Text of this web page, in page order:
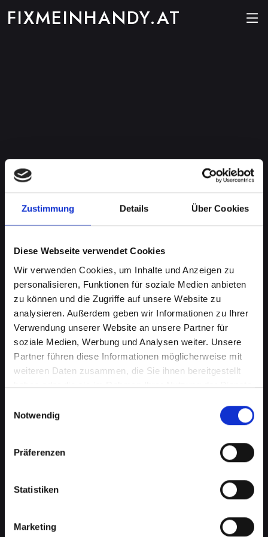
Zustimmung Details Über Cookies
Diese Webseite verwendet Cookies
Wir verwenden Cookies, um Inhalte und Anzeigen zu
personalisieren, Funktionen für soziale Medien anbieten
zu können und die Zugriffe auf unsere Website zu
analysieren. Außerdem geben wir Informationen zu Ihrer
Verwendung unserer Website an unsere Partner für
soziale Medien, Werbung und Analysen weiter. Unsere
Partner führen diese Informationen möglicherweise mit
weiteren Daten zusammen, die Sie ihnen bereitgestellt
haben oder die sie im Rahmen Ihrer Nutzung der Dienste
Notwendig
Präferenzen
Statistiken
Marketing
FIXMEINHANDY.AT
Displayprobleme bei Ihrem
IPHONE-14-PRO in Achau
Ein beschädigtes oder defektes Display bei
Ihrem IPHONE-14-PRO kann mehr als nur ein
optisches Ärgernis sein. Es beeinträchtigt die
Benutzerfreundlichkeit, verringert die
Lesbarkeit und kann sogar die Touch-
Funktionalität einschränken. Von Rissen bis zu